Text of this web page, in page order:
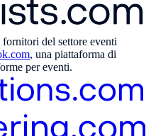
del settore eventi
, una piattaforma di
per eventi.